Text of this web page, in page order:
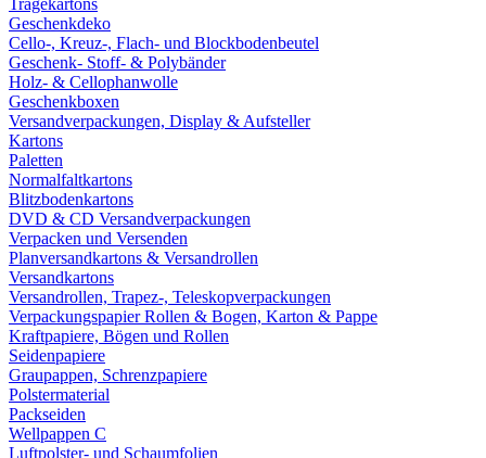
Tragekartons
Geschenkdeko
Cello-, Kreuz-, Flach- und Blockbodenbeutel
Geschenk- Stoff- & Polybänder
Holz- & Cellophanwolle
Geschenkboxen
Versandverpackungen, Display & Aufsteller
Kartons
Paletten
Normalfaltkartons
Blitzbodenkartons
DVD & CD Versandverpackungen
Verpacken und Versenden
Planversandkartons & Versandrollen
Versandkartons
Versandrollen, Trapez-, Teleskopverpackungen
Verpackungspapier Rollen & Bogen, Karton & Pappe
Kraftpapiere, Bögen und Rollen
Seidenpapiere
Graupappen, Schrenzpapiere
Polstermaterial
Packseiden
Wellpappen C
Luftpolster- und Schaumfolien